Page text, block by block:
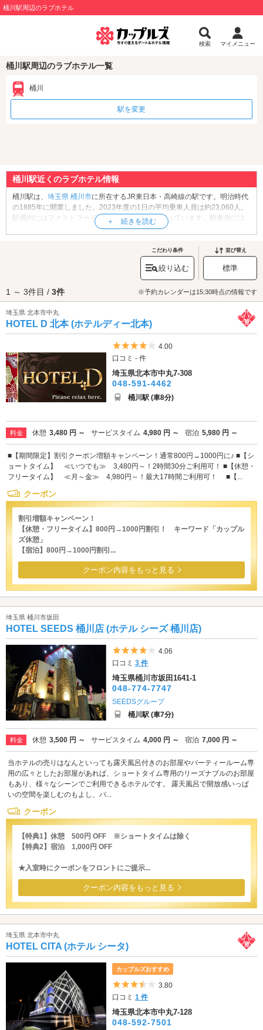
桶川駅周辺のラブホテル
検索 マイメニュー
桶川駅周辺のラブホテル一覧
桶川
駅を変更
桶川駅近くのラブホテル情報
桶川駅は、 埼玉県 桶川市に所在するJR東日本・高崎線の駅です。明治時代
の1885年に開業しました。2023年度の1日の平均乗車人員は約23,060人。
駅構内にはファストフード店やコンビニなどが揃っています。駅東側には
「中山道」に向かう道が伸びており、沿道には商店街が形成されていま
影を感じられます。駅西口には大型ショッピングセンター「おけがわマイ
ン パトリア桶川店」「ベニバナウォーク桶川」「アピタ桶川店」など、お
買い物に便利な施設も充実。桶川駅周辺で街ブラを楽しんだ後は、ラブホ
テルでひと休みしましょう。駅周辺にはお洒落でスタイリッシュなラブホ
テルがあります。
でさっそく桶川駅周辺のラブホテル情報をチ
ェックしてみましょう。
こだわり条件
絞り込む
並び替え
標準
1 ～ 3件目 / 3件 ※予約カレンダーは15:30時点の情報です
埼玉県 北本市中丸
HOTEL D 北本 (ホテルディー北本)
5つ星のうち4
4.00
口コミ - 件
埼玉県北本市中丸7-308
048-591-4462
桶川駅 (車8分)
料金 休憩 3,480 円 ～ サービスタイム 4,980 円 ～ 宿泊 5,980 円 ～
■【期間限定】割引クーポン増額キャンペーン！通常800円→1000円に♪ ■【シ
ョートタイム】 ≪いつでも≫ 3,480円～！2時間30分ご利用可！ ■【休憩・
フリータイム】 ≪月～金≫ 4,980円～！最大17時間ご利用可！ ■【...
クーポン
割引増額キャンペーン！
【休憩・フリータイム】800円→1000円割引！ キーワード「カップル
ズ休憩」
【宿泊】800円→1000円割引...
クーポン内容をもっと見る
埼玉県 桶川市坂田
HOTEL SEEDS 桶川店 (ホテル シーズ 桶川店)
5つ星のうち4
4.06
口コミ3 件
埼玉県桶川市坂田1641-1
048-774-7747
SEEDSグループ
桶川駅 (車7分)
料金 休憩 3,500 円 ～ サービスタイム 4,000 円 ～ 宿泊 7,000 円 ～
当ホテルの売りはなんといっても露天風呂付きのお部屋やパーティールーム専
用の広々としたお部屋があれば、ショートタイム専用のリーズナブルのお部屋
もあり、様々なシーンでご利用できるホテルです。 露天風呂で開放感いっぱ
いの空間を楽しむのもよし、パ...
クーポン
【特典1】休憩 500円 OFF ※ショートタイムは除く
【特典2】宿泊 1,000円 OFF
★入室時にクーポンをフロントにご提示...
クーポン内容をもっと見る
埼玉県 北本市中丸
HOTEL CITA (ホテル シータ)
カップルズおすすめ
5つ星のうち3.5
3.80
口コミ1 件
埼玉県北本市中丸7-128
048-592-7501